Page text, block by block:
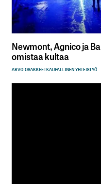
Newmont, Agnico ja
omistaa kultaa
ARVO-OSAKKEETKAUPALLINEN YHTEISTYÖ